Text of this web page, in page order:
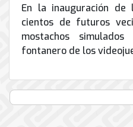
En la inauguración
cientos de futuros
mostachos
fontanero de los